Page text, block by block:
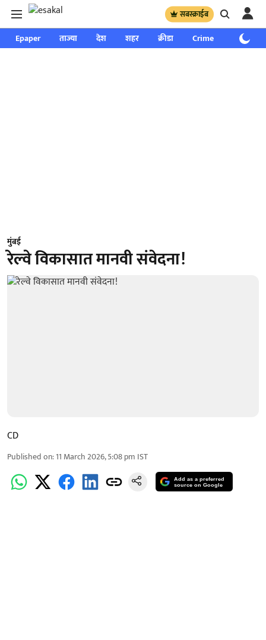
सबस्क्राईब
Epaper ताज्या देश शहर क्रीडा Crime साप्ताहिक
मुंबई
रेल्वे विकासात मानवी संवेदना!
CD
Published on:11 March 2026, 5:08 pm IST
Add as a preferred
source on Google